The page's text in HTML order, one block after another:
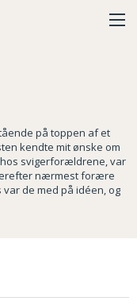
på toppen af et
kendte mit ønske om
svigerforældrene, var
nærmest forære
de med på idéen, og